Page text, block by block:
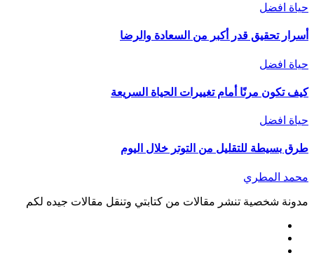
حياة افضل
أسرار تحقيق قدر أكبر من السعادة والرضا
حياة افضل
كيف تكون مرنًا أمام تغييرات الحياة السريعة
حياة افضل
طرق بسيطة للتقليل من التوتر خلال اليوم
محمد المطري
مدونة شخصية تنشر مقالات من كتابتي وتنقل مقالات جيده لكم